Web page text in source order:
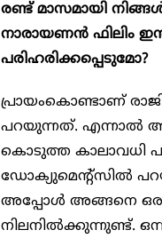
രണ്ട് മാസമായി
നാരായണൻ ഫിലിം
പരിഹരിക്കപ്പെടുമോ?
പ്രായംകൊണ്ടാണ്
പറയുന്നത്. എന്നാൽ ആ
കൊടുത്ത കാലാവധി
ഡോക്യുമെന്റ്സിൽ
അപ്പോൾ അങ്ങനെ ഒരു
നിലനിൽക്കുന്നുണ്ട്.